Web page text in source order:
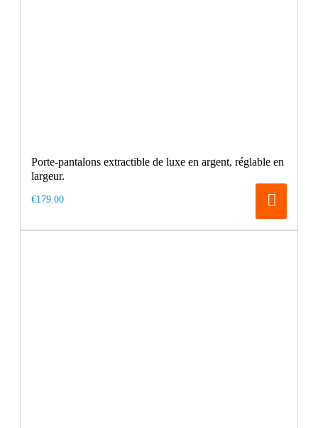
Porte-pantalons extractible de luxe en argent, réglable en
largeur.
€179.00